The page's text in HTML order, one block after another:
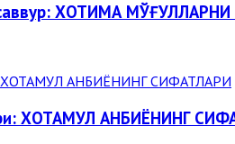
ХОТИМА
ХОТАМУЛ АНБИЁНИНГ